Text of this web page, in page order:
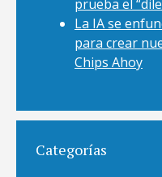
prueba el
La IA se
para crear
Chips Ahoy
Categorías